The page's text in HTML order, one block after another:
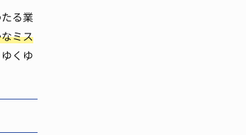
る業
ミス
くゆ